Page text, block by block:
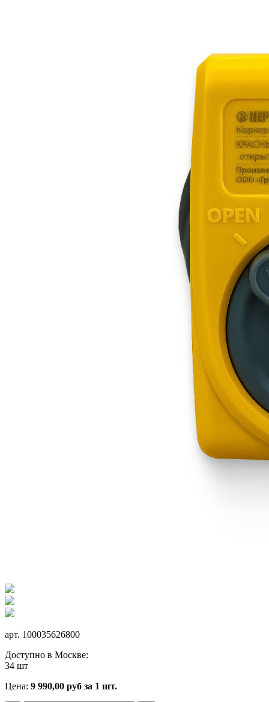
арт. 100035626800
Доступно в Москве:
34 шт
Цена: 9 990,00 руб за 1 шт.